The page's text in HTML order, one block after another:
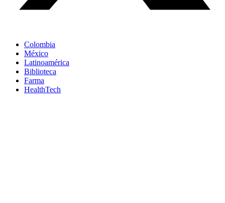
Colombia
México
Latinoamérica
Biblioteca
Farma
HealthTech